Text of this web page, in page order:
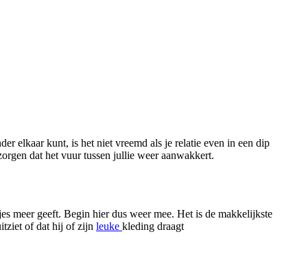
elkaar kunt, is het niet vreemd als je relatie even in een dip
dat het vuur tussen jullie weer aanwakkert.
meer geeft. Begin hier dus weer mee. Het is de makkelijkste
of dat hij of zijn leuke kleding draagt